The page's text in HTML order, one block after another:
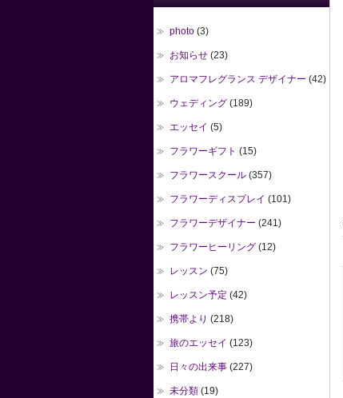
photo (3)
お知らせ (23)
アロマフレグランス デザイナー (42)
ウェディング (189)
エッセイ (5)
フラワーギフト (15)
フラワースクール (357)
フラワーディスプレイ (101)
フラワーデザイナー (241)
フラワーヒーリング (12)
レッスン (75)
レッスン予定 (42)
携帯より (218)
旅のエッセイ (123)
日々の出来事 (227)
未分類 (19)